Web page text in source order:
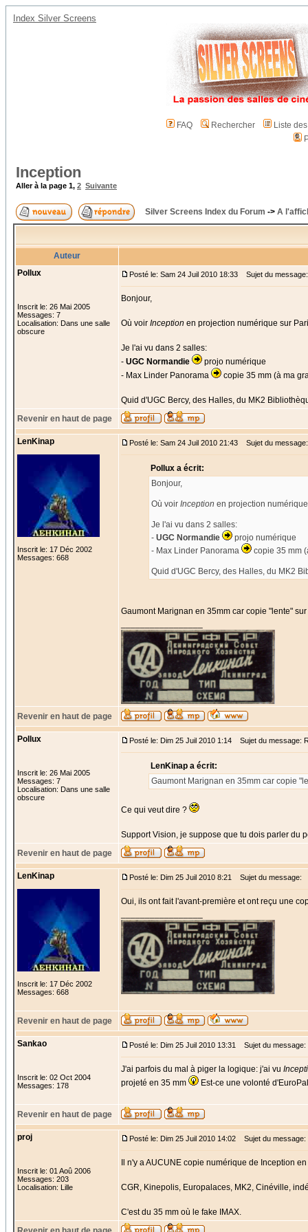
Index Silver Screens
FAQ Rechercher
Liste
Inception
Aller à la page 1, 2 Suivante
Silver Screens Index du Forum -> A
Auteur
Pollux
Inscrit le: 26 Mai 2005
Messages: 7
Localisation: Dans une salle
obscure
Posté le: Sam 24 Juil 2010 18:33 Sujet du
Bonjour,
Où voir Inception en projection numérique sur
Je l'ai vu dans 2 salles:
- UGC Normandie
projo numérique
- Max Linder Panorama
copie 35 mm (à ma
Quid d'UGC Bercy, des Halles, du MK2
Revenir en haut de page
LenKinap
Inscrit le: 17 Déc 2002
Messages: 668
Posté le: Sam 24 Juil 2010 21:43 Sujet du
Pollux a écrit:
Bonjour,
Où voir Inception en projection
Je l'ai vu dans 2 salles:
- UGC Normandie
projo numérique
- Max Linder Panorama
copie 35 mm
Quid d'UGC Bercy, des Halles, du MK2
Gaumont Marignan en 35mm car copie "lente"
Revenir en haut de page
Pollux
Inscrit le: 26 Mai 2005
Messages: 7
Localisation: Dans une salle
obscure
Posté le: Dim 25 Juil 2010 1:14 Sujet du message:
LenKinap a écrit:
Gaumont Marignan en 35mm car copie
Ce qui veut dire ?
Support Vision, je suppose que tu dois parler du
Revenir en haut de page
LenKinap
Inscrit le: 17 Déc 2002
Messages: 668
Posté le: Dim 25 Juil 2010 8:21 Sujet du message:
Oui, ils ont fait l'avant-première et ont reçu une
Revenir en haut de page
Sankao
Inscrit le: 02 Oct 2004
Messages: 178
Posté le: Dim 25 Juil 2010 13:31 Sujet du message:
J'ai parfois du mal à piger la logique: j'ai vu
projeté en 35 mm
Est-ce une volonté
Revenir en haut de page
proj
Inscrit le: 01 Aoû 2006
Messages: 203
Localisation: Lille
Posté le: Dim 25 Juil 2010 14:02 Sujet du message:
Il n'y a AUCUNE copie numérique de Inception
CGR, Kinepolis, Europalaces, MK2, Cinéville,
C'est du 35 mm où le fake IMAX.